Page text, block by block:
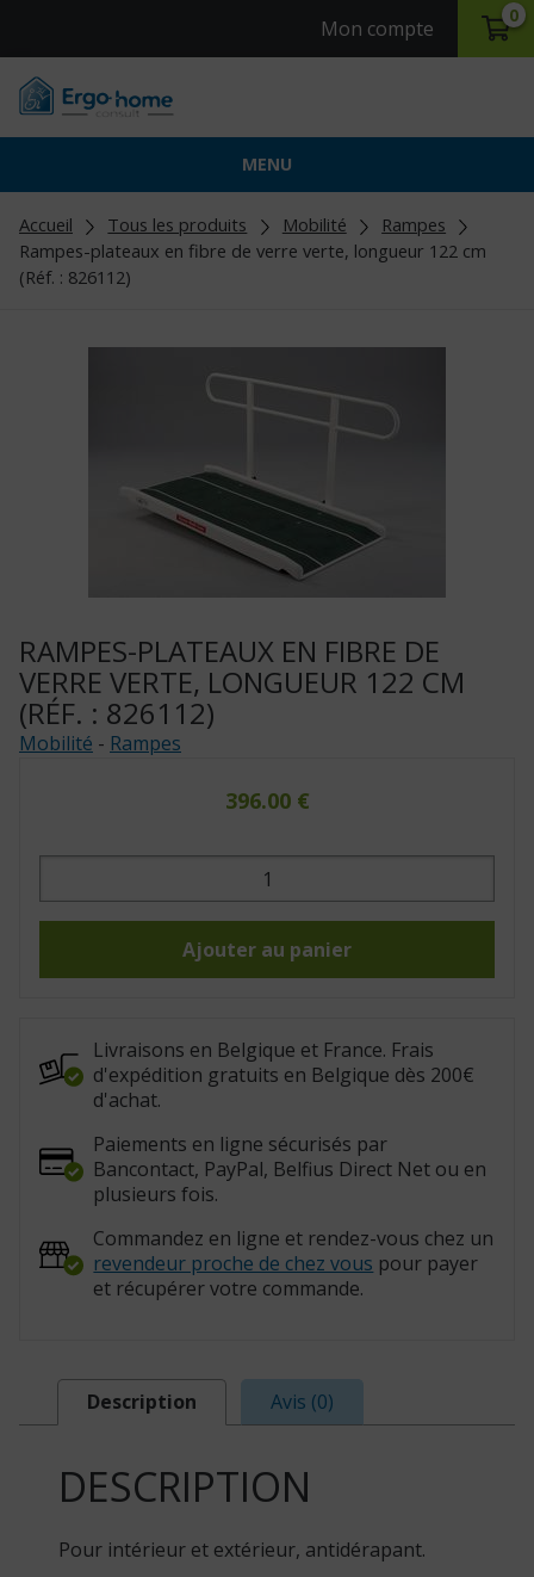
Mon compte
0
MENU
Accueil Tous les produits Mobilité
Rampes
Rampes-plateaux en fibre de verre verte, longueur 122 cm
(Réf. : 826112)
RAMPES-PLATEAUX EN FIBRE DE
VERRE VERTE, LONGUEUR 122 CM
(RÉF. : 826112)
Mobilité - Rampes
396.00 €
quantité
Rampes-
verre
(Réf.
:
826112)
Ajouter au panier
Livraisons en Belgique et France. Frais
d'expédition gratuits en Belgique dès 200€
d'achat.
Paiements en ligne sécurisés par
Bancontact, PayPal, Belfius Direct Net ou en
plusieurs fois.
Commandez en ligne et rendez-vous chez un
revendeur proche de chez vous pour payer
et récupérer votre commande.
Description Avis (0)
DESCRIPTION
Pour intérieur et extérieur, antidérapant.